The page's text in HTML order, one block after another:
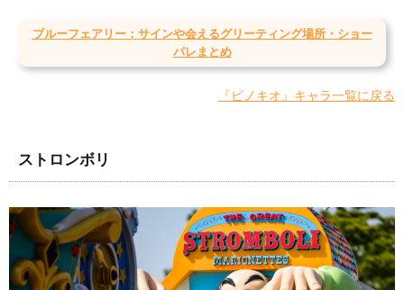
ブルーフェアリー：サインや会えるグリーティング場所・ショー
パレまとめ
『ピノキオ』キャラ一覧に戻る
ストロンボリ